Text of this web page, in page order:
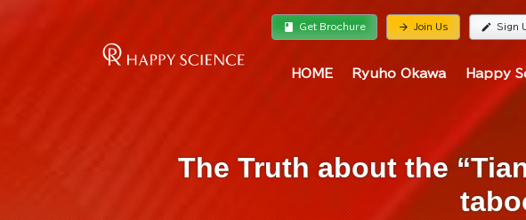
book Get Brochure arrow_forward Join Us edit Sign
HOME Ryuho Okawa Happy
The Truth about the